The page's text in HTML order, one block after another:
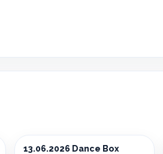
13.06.2026 Dance Box